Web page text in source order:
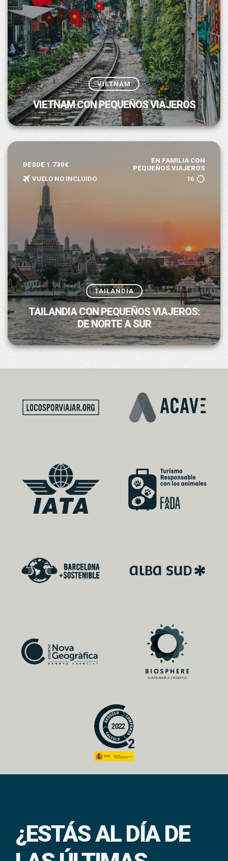
VIETNAM
VIETNAM CON PEQUEÑOS VIAJEROS
DESDE 1.730€
EN FAMILIA CON
PEQUEÑOS VIAJEROS
VUELO NO INCLUIDO
16
TAILANDIA
TAILANDIA CON PEQUEÑOS VIAJEROS:
DE NORTE A SUR
¿ESTÁS AL DÍA DE